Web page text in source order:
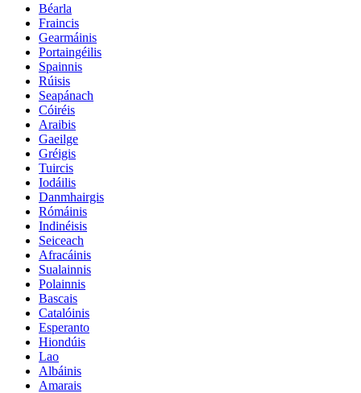
Béarla
Fraincis
Gearmáinis
Portaingéilis
Spainnis
Rúisis
Seapánach
Cóiréis
Araibis
Gaeilge
Gréigis
Tuircis
Iodáilis
Danmhairgis
Rómáinis
Indinéisis
Seiceach
Afracáinis
Sualainnis
Polainnis
Bascais
Catalóinis
Esperanto
Hiondúis
Lao
Albáinis
Amarais